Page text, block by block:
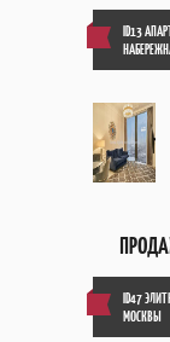
ID13
ID47
МОСКВЫ